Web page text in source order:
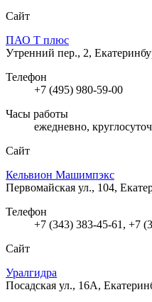
Сайт
ПАО Т плюс
Утренний пер., 2,
Телефон
+7 (495) 980-59-00
Часы работы
ежедневно,
Сайт
Кельвион Машимпэкс
Первомайская ул., 104,
Телефон
+7 (343) 383-45-61, +7
Сайт
Уралгидра
Посадская ул., 16А,